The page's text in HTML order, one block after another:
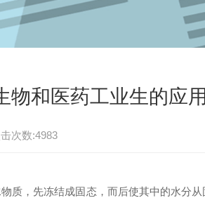
物和医药工业生的应用
次数:4983
质，先冻结成固态，而后使其中的水分